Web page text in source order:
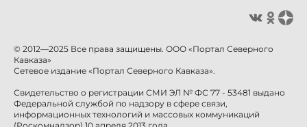
© 2012—2025 Все права защищены. ООО «Портал Северного
Кавказа»
Сетевое издание «Портал Северного Кавказа».
Свидетельство о регистрации СМИ ЭЛ № ФС 77 - 53481 выдано
Федеральной службой по надзору в сфере связи,
информационных технологий и массовых коммуникаций